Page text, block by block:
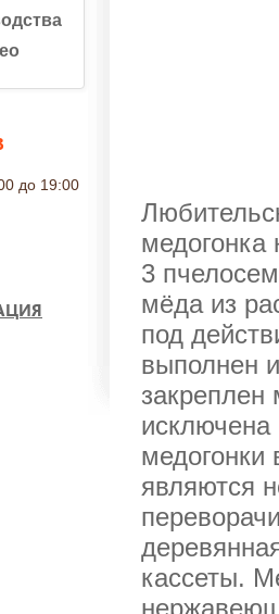
до 19:00
3
мёда из
под
выполнен
закреплен
исключена
медогонки
являются
кассеты.